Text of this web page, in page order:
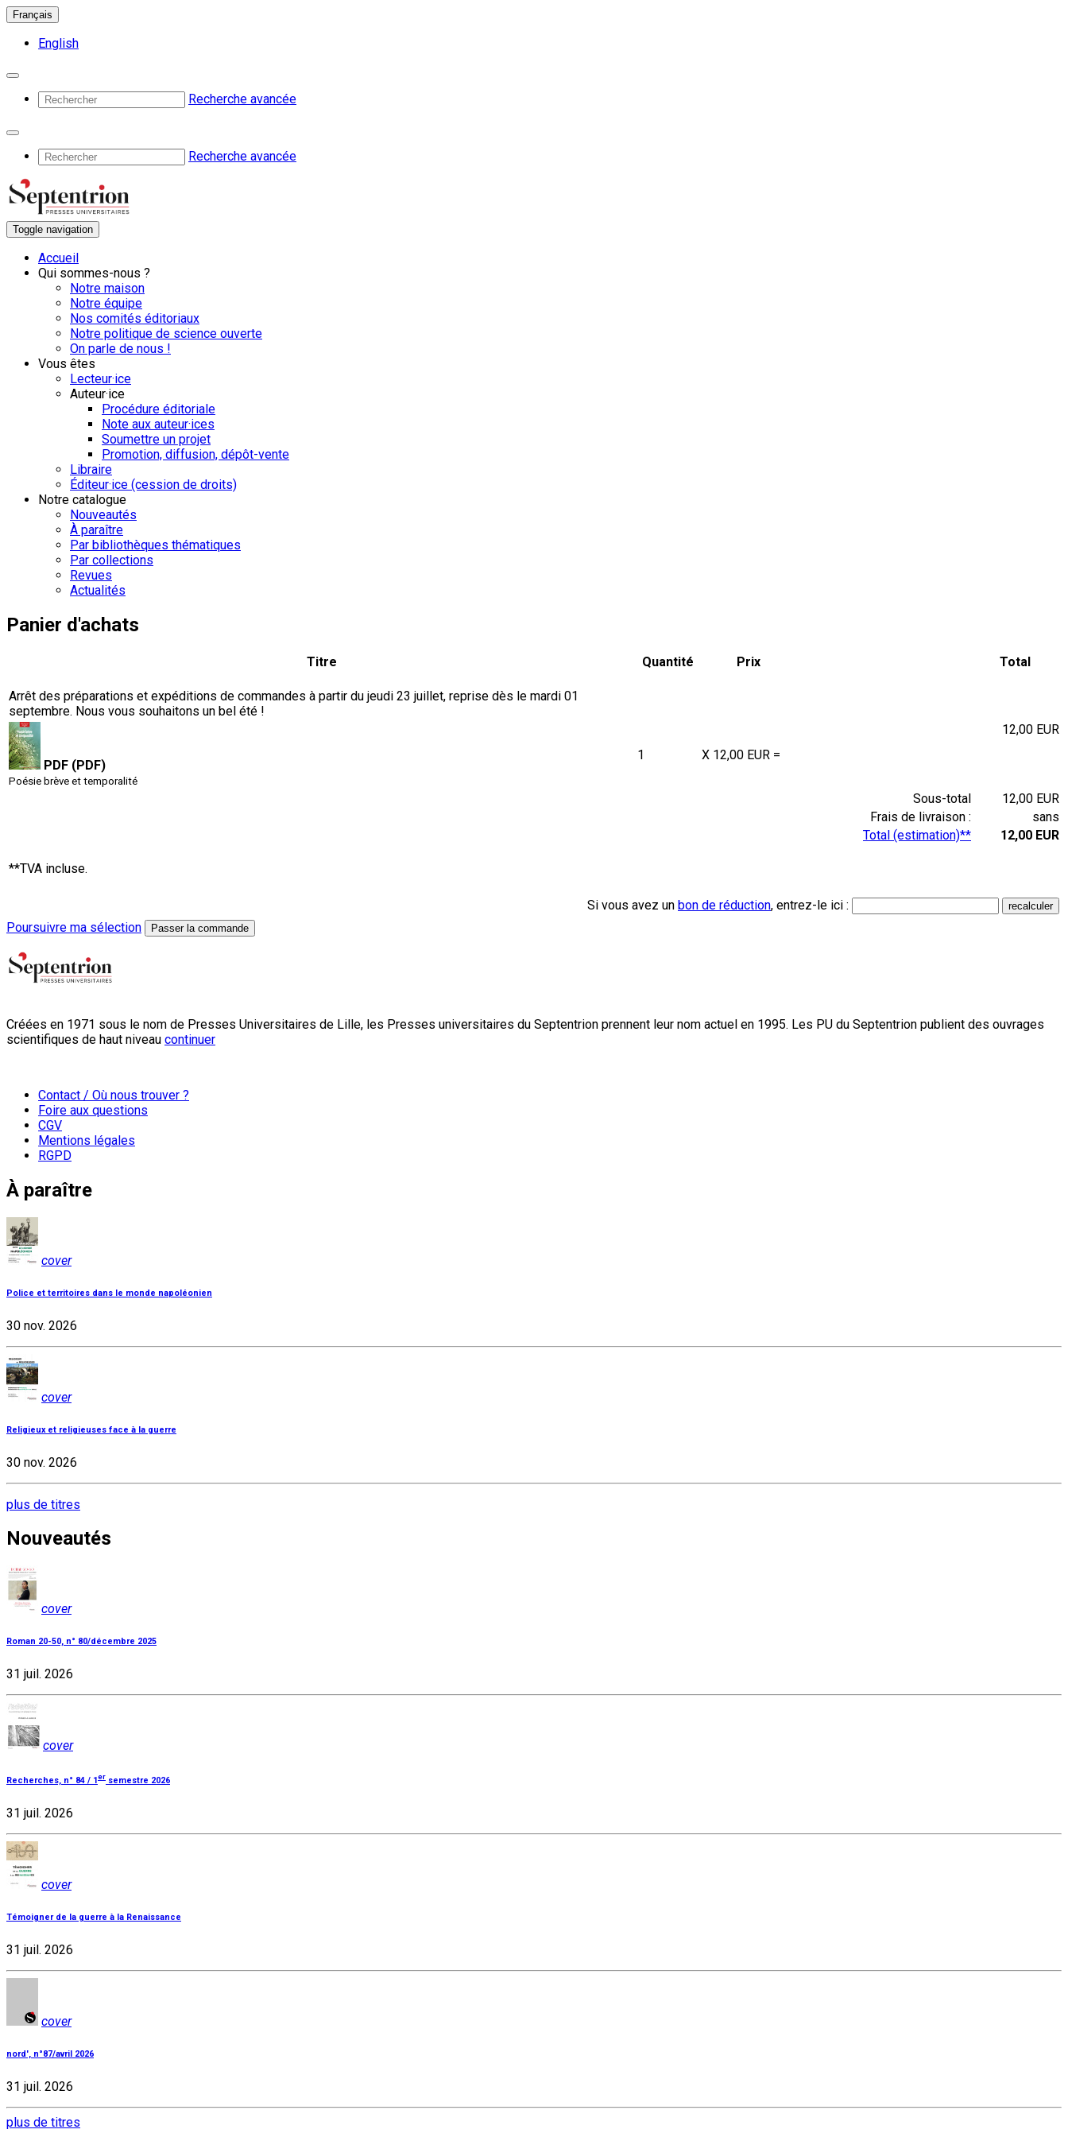
Français
English
Recherche avancée
Recherche avancée
Toggle navigation
Accueil
Qui sommes-nous ?
Notre maison
Notre équipe
Nos comités éditoriaux
Notre politique de science ouverte
On parle de nous !
Vous êtes
Lecteur·ice
Auteur·ice
Procédure éditoriale
Note aux auteur·ices
Soumettre un projet
Promotion, diffusion, dépôt-vente
Libraire
Éditeur·ice (cession de droits)
Notre catalogue
Nouveautés
À paraître
Par bibliothèques thématiques
Par collections
Revues
Actualités
Panier d'achats
Arrêt des préparations et expéditions de commandes à partir du jeudi 23 juillet, reprise dès le mardi 01
septembre. Nous vous souhaitons un bel été !
Titre Quantité Prix Total
PDF (PDF)
Poésie brève et temporalité
1 X 12,00 EUR =
12,00 EUR
Sous-total
12,00 EUR
Frais de livraison :
sans
Total (estimation)**
12,00 EUR
**TVA incluse.
Si vous avez un bon de réduction, entrez-le ici :
Poursuivre ma sélection
Passer la commande
Créées en 1971 sous le nom de Presses Universitaires de Lille, les Presses universitaires du Septentrion prennent leur nom actuel en 1995. Les PU du Septentrion publient des ouvrages
scientifiques de haut niveau continuer
Contact / Où nous trouver ?
Foire aux questions
CGV
Mentions légales
RGPD
À paraître
cover
Police et territoires dans le monde napoléonien
30 nov. 2026
cover
Religieux et religieuses face à la guerre
30 nov. 2026
plus de titres
Nouveautés
cover
Roman 20-50, n° 80/décembre 2025
31 juil. 2026
cover
Recherches, n° 84 / 1er semestre 2026
31 juil. 2026
cover
Témoigner de la guerre à la Renaissance
31 juil. 2026
cover
nord', n°87/avril 2026
31 juil. 2026
plus de titres